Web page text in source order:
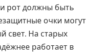
и рот должны быть
очки могут
свет. На старых
работает в